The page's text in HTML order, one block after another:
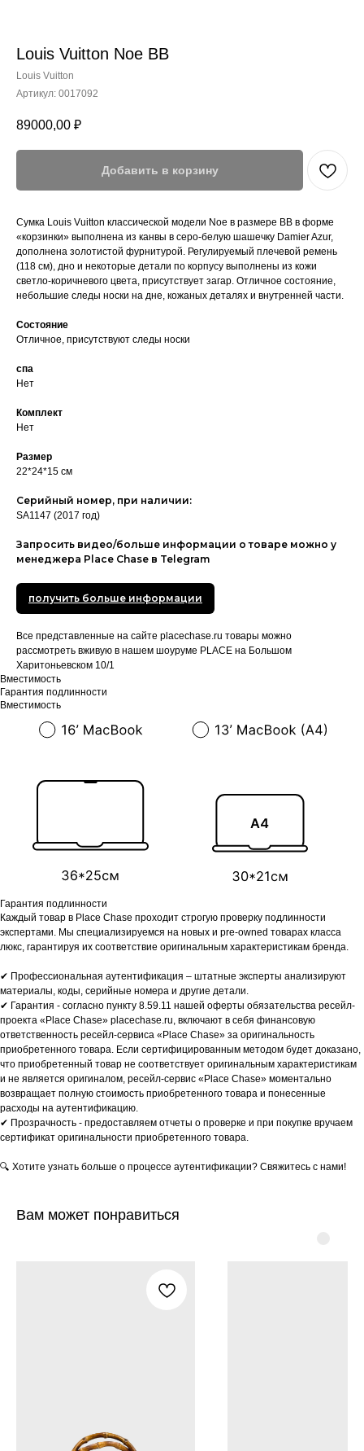
Louis Vuitton Noe BB
Louis Vuitton
Артикул: 0017092
89000,00 ₽
Добавить в корзину
Сумка Louis Vuitton классической модели Noe в размере BB в форме
«корзинки» выполнена из канвы в серо-белую шашечку Damier Azur,
дополнена золотистой фурнитурой. Регулируемый плечевой ремень
(118 см), дно и некоторые детали по корпусу выполнены из кожи
светло-коричневого цвета, присутствует загар. Отличное состояние,
небольшие следы носки на дне, кожаных деталях и внутренней части.
Состояние
Отличное, присутствуют следы носки
спа
Нет
Комплект
Нет
Размер
22*24*15 см
Серийный номер, при наличии:
SA1147 (2017 год)
Запросить видео/больше информации о товаре можно у
менеджера Place Chase в Telegram
получить больше информации
Все представленные на сайте placechase.ru товары можно
рассмотреть вживую в нашем шоуруме PLACE на Большом
Харитоньевском 10/1
Вместимость
Гарантия подлинности
Вместимость
Гарантия подлинности
Каждый товар в Place Chase проходит строгую проверку подлинности
экспертами. Мы специализируемся на новых и pre-owned товарах класса
люкс, гарантируя их соответствие оригинальным характеристикам бренда.
✔ Профессиональная аутентификация – штатные эксперты анализируют
материалы, коды, серийные номера и другие детали.
✔ Гарантия - согласно пункту 8.59.11 нашей оферты обязательства ресейл-
проекта «Place Chase» placechase.ru, включают в себя финансовую
ответственность ресейл-сервиса «Place Chase» за оригинальность
приобретенного товара. Если сертифицированным методом будет доказано,
что приобретенный товар не соответствует оригинальным характеристикам
и не является оригиналом, ресейл-сервис «Place Chase» моментально
возвращает полную стоимость приобретенного товара и понесенные
расходы на аутентификацию.
✔ Прозрачность - предоставляем отчеты о проверке и при покупке вручаем
сертификат оригинальности приобретенного товара.
🔍 Хотите узнать больше о процессе аутентификации? Свяжитесь с нами!
Вам может понравиться